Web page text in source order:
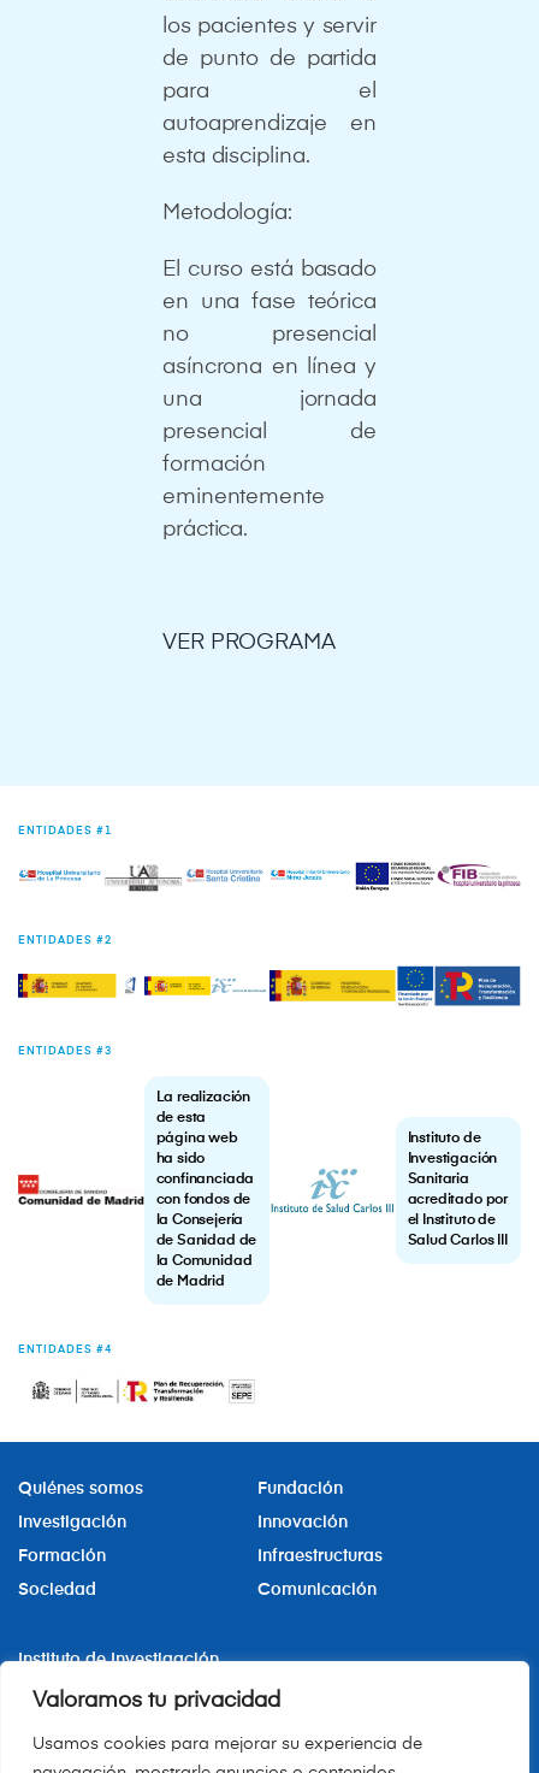
Valoramos tu privacidad
Usamos cookies para mejorar su experiencia de
los pacientes y servir
de punto de partida
para el
autoaprendizaje en
esta disciplina.
Metodología:
El curso está basado
en una fase teórica
no presencial
asíncrona en línea y
una jornada
presencial de
formación
eminentemente
práctica.
VER PROGRAMA
ENTIDADES #1
ENTIDADES #2
ENTIDADES #3
La realización
de esta
página web
ha sido
confinanciada
con fondos de
la Consejería
de Sanidad de
la Comunidad
de Madrid
Instituto de
Investigación
Sanitaria
acreditado por
el Instituto de
Salud Carlos III
ENTIDADES #4
Quiénes somos
Fundación
Investigación
Innovación
Formación
Infraestructuras
Sociedad
Comunicación
Instituto de Investigación
+34 91 520 24 76